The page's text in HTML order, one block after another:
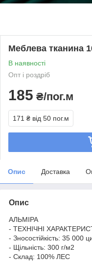
Меблева тканина
В наявності
Опт і роздріб
185 ₴/пог.м
171 ₴ від 50 пог.м
Опис Доставка
Опис
АЛЬМІРА
- ТЕХНІЧНІ
- Зносостійкість: 35 000
- Щільність: 300 г/м2
- Склад: 100% ЛЕС